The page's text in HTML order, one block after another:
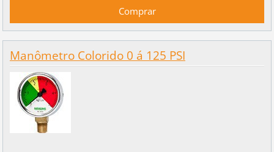
Manômetro Colorido 0 á 125 PSI